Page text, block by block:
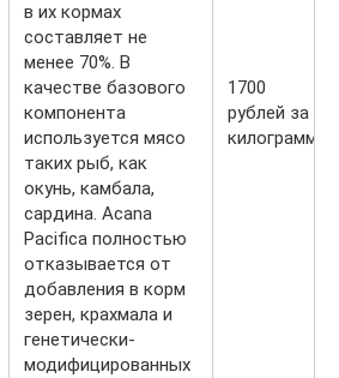
в их кормах
составляет не
менее 70%. В
качестве базового
компонента
используется мясо
таких рыб, как
окунь, камбала,
сардина. Acana
Pacifica полностью
отказывается от
добавления в корм
зерен, крахмала и
генетически-
модифицированных
1700
рублей за 2
килограмма